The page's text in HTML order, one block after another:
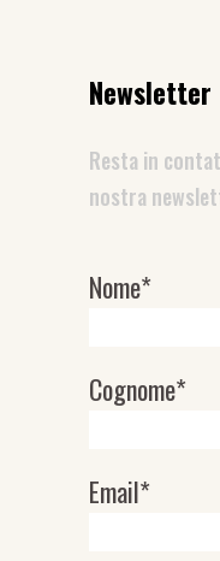
Newsletter
Resta in
nostra
Newsletter
Nome*
Cognome*
Email*